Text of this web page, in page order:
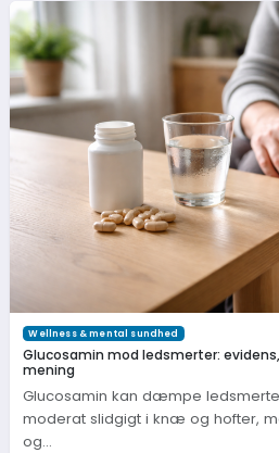
Wellness & mental sundhed
Glucosamin mod ledsmerter:
mening
Glucosamin kan dæmpe
moderat slidgigt i knæ og hofter,
og…